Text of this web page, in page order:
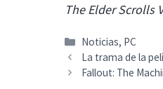
The Elder Scrolls
Categorías
Noticias, PC
La trama de la
Fallout: The